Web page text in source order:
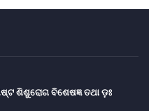
ଶିଶୁରୋଗ ବିଶେଷଜ୍ଞ ତଥା ଡ଼ଃ